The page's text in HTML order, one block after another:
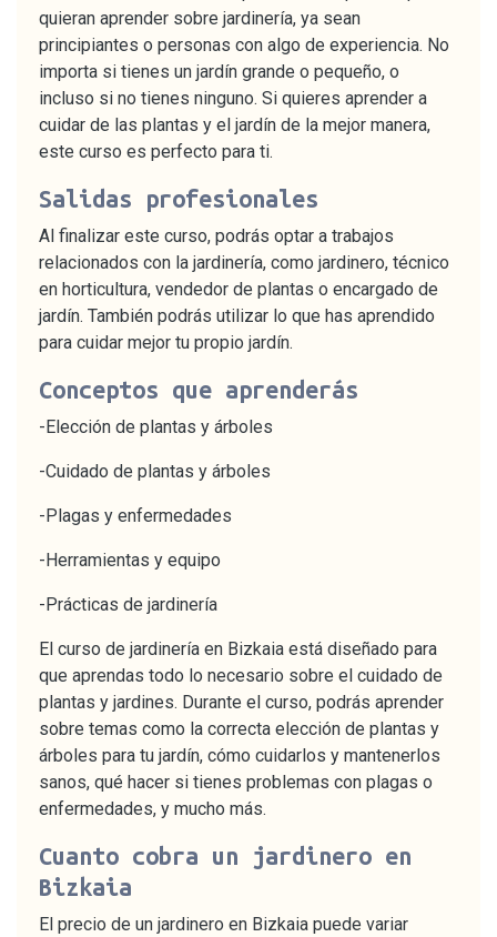
quieran aprender sobre jardinería, ya sean
principiantes o personas con algo de experiencia. No
importa si tienes un jardín grande o pequeño, o
incluso si no tienes ninguno. Si quieres aprender a
cuidar de las plantas y el jardín de la mejor manera,
este curso es perfecto para ti.
Salidas profesionales
Al finalizar este curso, podrás optar a trabajos
relacionados con la jardinería, como jardinero, técnico
en horticultura, vendedor de plantas o encargado de
jardín. También podrás utilizar lo que has aprendido
para cuidar mejor tu propio jardín.
Conceptos que aprenderás
-Elección de plantas y árboles
-Cuidado de plantas y árboles
-Plagas y enfermedades
-Herramientas y equipo
-Prácticas de jardinería
El curso de jardinería en Bizkaia está diseñado para
que aprendas todo lo necesario sobre el cuidado de
plantas y jardines. Durante el curso, podrás aprender
sobre temas como la correcta elección de plantas y
árboles para tu jardín, cómo cuidarlos y mantenerlos
sanos, qué hacer si tienes problemas con plagas o
enfermedades, y mucho más.
Cuanto cobra un jardinero en
Bizkaia
El precio de un jardinero en Bizkaia puede variar